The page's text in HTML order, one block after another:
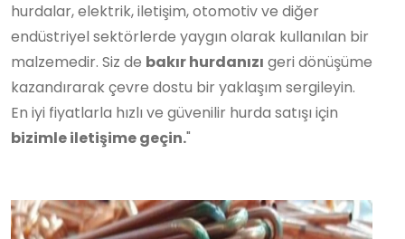
hurdalar, elektrik, iletişim, otomotiv ve diğer
endüstriyel sektörlerde yaygın olarak kullanılan bir
malzemedir. Siz de bakır hurdanızı geri dönüşüme
kazandırarak çevre dostu bir yaklaşım sergileyin.
En iyi fiyatlarla hızlı ve güvenilir hurda satışı için
bizimle iletişime geçin."